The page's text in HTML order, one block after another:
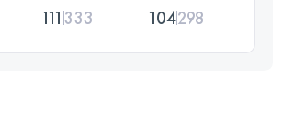
111333 104298